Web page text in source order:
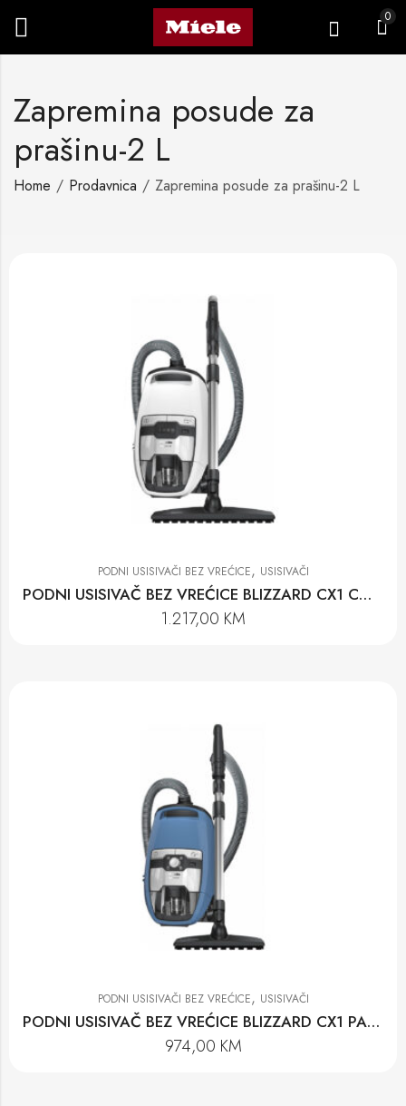
0
Zapremina posude za
prašinu-2 L
Home Prodavnica Zapremina posude za prašinu-2 L
PODNI USISIVAČI BEZ VREĆICE, USISIVAČI
PODNI USISIVAČ BEZ VREĆICE BLIZZARD CX1 COMFORT XL POWERLINE-SKMF5
1.217,00 KM
PODNI USISIVAČI BEZ VREĆICE, USISIVAČI
PODNI USISIVAČ BEZ VREĆICE BLIZZARD CX1 PARQUET POWERLINE-SKCF5
974,00 KM